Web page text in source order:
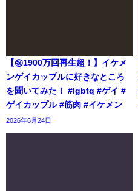
【㊗️1900万回再生超！】イケメ
ンゲイカップルに好きなところ
を聞いてみた！ #lgbtq #ゲイ #
ゲイカップル #筋肉 #イケメン
2026年6月24日